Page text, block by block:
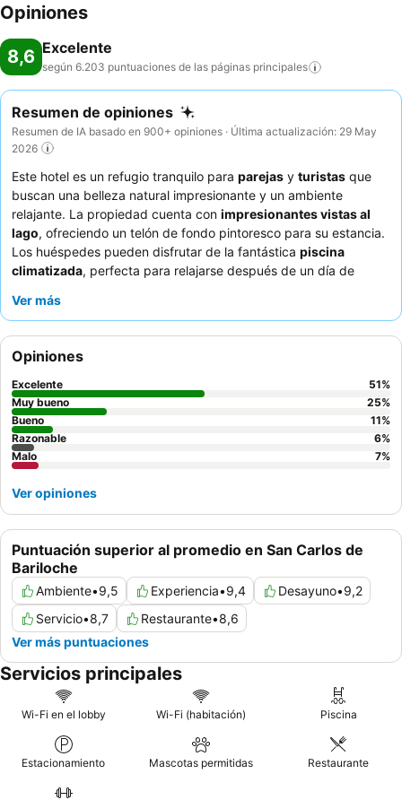
Opiniones
8,6 Excelente
según 6.203 puntuaciones de las páginas principales
Resumen de opiniones
Resumen de IA basado en 900+ opiniones · Última actualización: 29 May
2026
Este hotel es un refugio tranquilo para parejas y turistas que
buscan una belleza natural impresionante y un ambiente
relajante. La propiedad cuenta con impresionantes vistas al
lago, ofreciendo un telón de fondo pintoresco para su estancia.
Los huéspedes pueden disfrutar de la fantástica piscina
climatizada, perfecta para relajarse después de un día de
servicio atento y amable, que complementa el excelente y
veganas. Para la mejor experiencia, considere reservar una
habitación con
completo en el entorno sereno.
Ver más
Puntuación superior al promedio en San Carlos de
Bariloche
Ambiente•9,5 Experiencia•9,4 Desayuno•9,2
Servicio•8,7 Restaurante•8,6
Ver más puntuaciones
Opiniones
Excelente 51%
Muy bueno
25%
Bueno
11%
Razonable
6%
Malo
7%
Ver opiniones
Servicios principales
Wi-Fi en el lobby Wi-Fi (habitación) Piscina
Estacionamiento Mascotas permitidas Restaurante